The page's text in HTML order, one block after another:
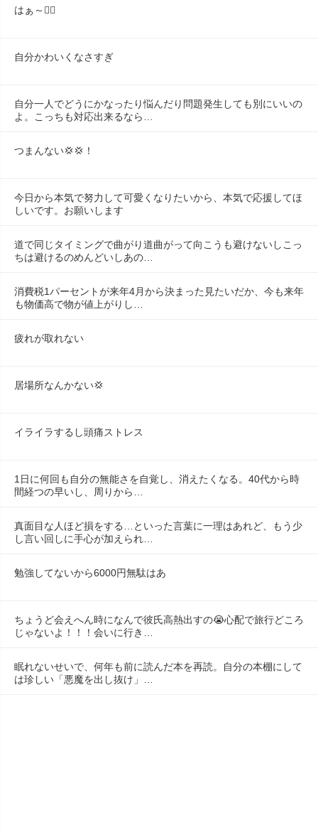
はぁ～😮‍💨
自分かわいくなさすぎ
自分一人でどうにかなったり悩んだり問題発生しても別にいいの
よ。こっちも対応出来るなら…
つまんない💢💢！
今日から本気で努力して可愛くなりたいから、本気で応援してほ
しいです。お願いします
道で同じタイミングで曲がり道曲がって向こうも避けないしこっ
ちは避けるのめんどいしあの…
消費税1パーセントが来年4月から決まった見たいだか、今も来年
も物価高で物が値上がりし…
疲れが取れない
居場所なんかない💢
イライラするし頭痛ストレス
1日に何回も自分の無能さを自覚し、消えたくなる。40代から時
間経つの早いし、周りから…
真面目な人ほど損をする…といった言葉に一理はあれど、もう少
し言い回しに手心が加えられ…
勉強してないから6000円無駄はあ
ちょうど会えへん時になんで彼氏高熱出すの😭心配で旅行どころ
じゃないよ！！！会いに行き…
眠れないせいで、何年も前に読んだ本を再読。自分の本棚にして
は珍しい「悪魔を出し抜け」…